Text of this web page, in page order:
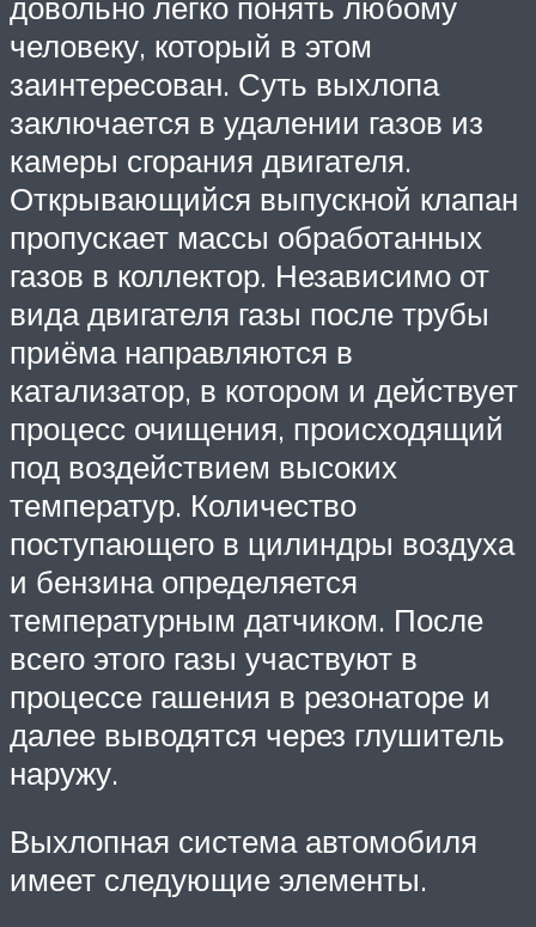
человеку, который в этом
заинтересован. Суть выхлопа
заключается в удалении газов из
камеры сгорания двигателя.
Открывающийся выпускной клапан
пропускает массы обработанных
газов в коллектор. Независимо от
вида двигателя газы после трубы
приёма направляются в
катализатор, в котором и действует
процесс очищения, происходящий
под воздействием высоких
температур. Количество
поступающего в цилиндры воздуха
и бензина определяется
температурным датчиком. После
всего этого газы участвуют в
процессе гашения в резонаторе и
далее выводятся через глушитель
наружу.
Выхлопная система автомобиля
имеет следующие элементы.